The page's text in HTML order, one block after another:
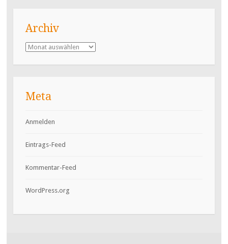
Archiv
Archiv
Meta
Anmelden
Eintrags-Feed
Kommentar-Feed
WordPress.org